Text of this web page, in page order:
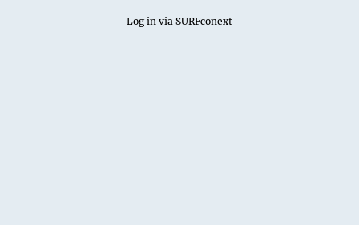
Log in via SURFconext